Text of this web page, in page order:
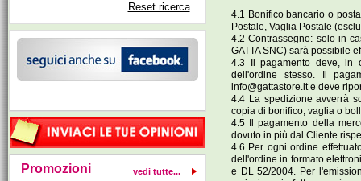
Reset ricerca
Promozioni vedi tutte...
4.1 Bonifico bancario o
Postale, Vaglia Postale
4.2 Contrassegno: solo in
GATTA SNC) sarà possibile
4.3 Il pagamento deve, in
dell'ordine stesso. Il
info@gattastore.ite deve
4.4 La spedizione avverrà
copia di bonifico, vaglia o
4.5 Il pagamento della
dovuto in più dal Cliente
4.6 Per ogni ordine
dell'ordine in formato
e DL 52/2004. Per